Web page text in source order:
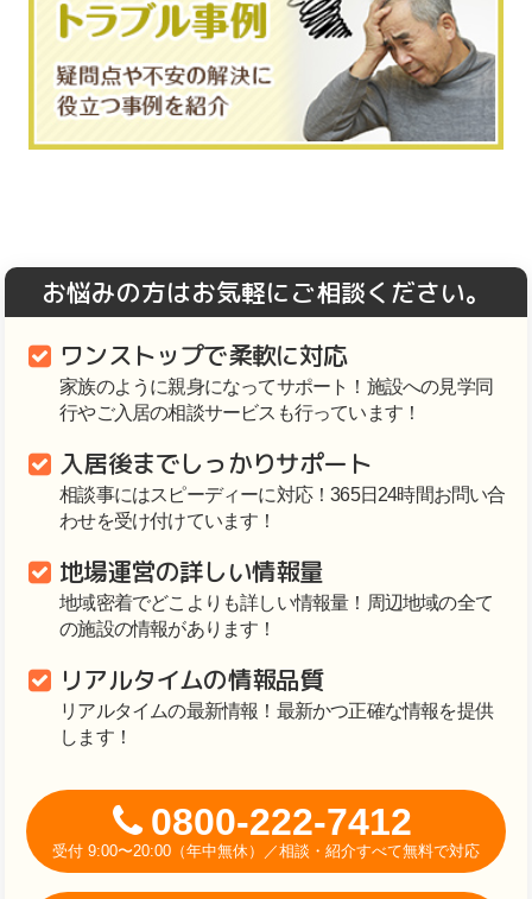
お悩みの方はお気軽にご相談ください。
ワンストップで柔軟に対応
家族のように親身になってサポート！施設への見学同
行やご入居の相談サービスも行っています！
入居後までしっかりサポート
相談事にはスピーディーに対応！365日24時間お問い合
わせを受け付けています！
地場運営の詳しい情報量
地域密着でどこよりも詳しい情報量！周辺地域の全て
の施設の情報があります！
リアルタイムの情報品質
リアルタイムの最新情報！最新かつ正確な情報を提供
します！
0800-222-7412
受付 9:00〜20:00（年中無休）／相談・紹介すべて無料で対応